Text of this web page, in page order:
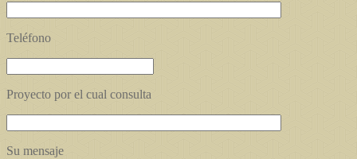
Teléfono
Proyecto por el cual consulta
Su mensaje